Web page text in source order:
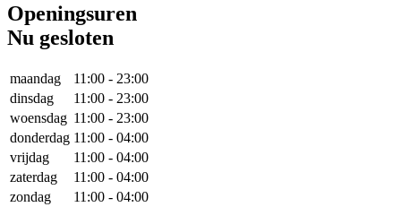
Openingsuren
Nu gesloten
maandag 11:00 - 23:00
dinsdag
11:00 - 23:00
woensdag 11:00 - 23:00
donderdag 11:00 - 04:00
vrijdag
11:00 - 04:00
zaterdag
11:00 - 04:00
zondag
11:00 - 04:00